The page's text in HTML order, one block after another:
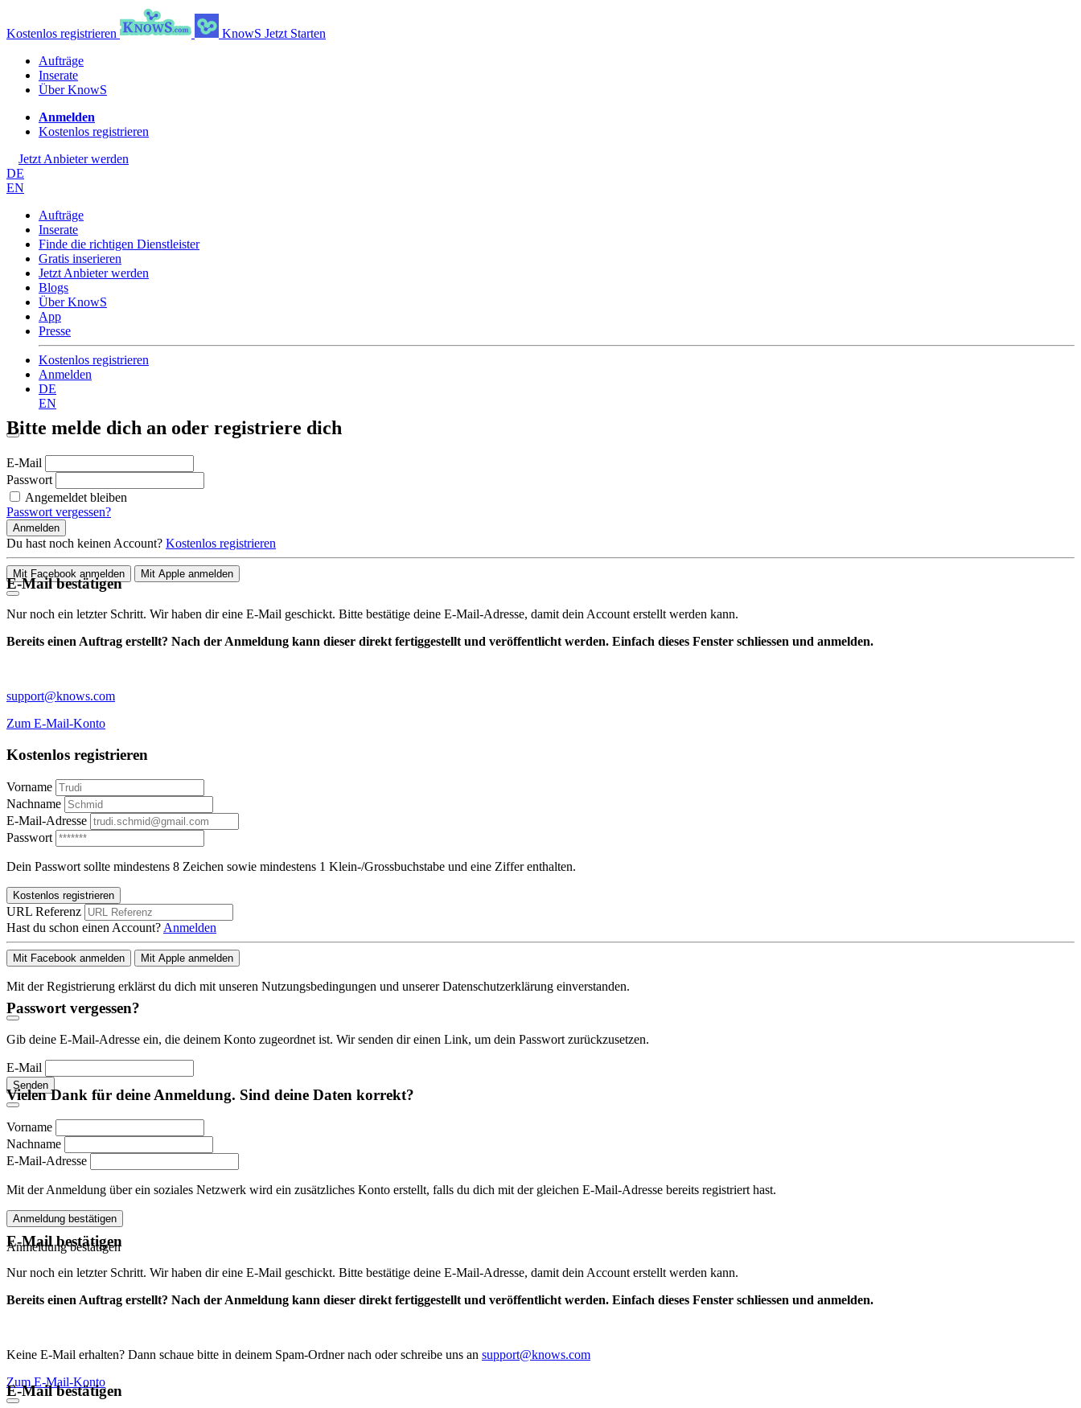
Kostenlos registrieren KnowS Jetzt Starten
Aufträge
Inserate
Über KnowS
Anmelden
Kostenlos registrieren
Jetzt Anbieter werden
DE
EN
Aufträge
Inserate
Finde die richtigen Dienstleister
Gratis inserieren
Jetzt Anbieter werden
Blogs
Über KnowS
App
Presse
Kostenlos registrieren
Anmelden
DE
EN
Bitte melde dich an oder registriere dich
E-Mail
Passwort
Angemeldet bleiben
Passwort vergessen?
Anmelden
Du hast noch keinen Account? Kostenlos registrieren
Mit Facebook anmelden Mit Apple anmelden
E-Mail bestätigen
Nur noch ein letzter Schritt. Wir haben dir eine E-Mail geschickt. Bitte bestätige deine E-Mail-Adresse, damit dein Account erstellt werden kann.
Bereits einen Auftrag erstellt? Nach der Anmeldung kann dieser direkt fertiggestellt und veröffentlicht werden. Einfach dieses Fenster schliessen und anmelden.
support@knows.com
Zum E-Mail-Konto
Kostenlos registrieren
Vorname
Nachname
E-Mail-Adresse
Passwort
Dein Passwort sollte mindestens 8 Zeichen sowie mindestens 1 Klein-/Grossbuchstabe und eine Ziffer enthalten.
Kostenlos registrieren
URL Referenz
Hast du schon einen Account? Anmelden
Mit Facebook anmelden Mit Apple anmelden
Mit der Registrierung erklärst du dich mit unseren Nutzungsbedingungen und unserer Datenschutzerklärung einverstanden.
Passwort vergessen?
Gib deine E-Mail-Adresse ein, die deinem Konto zugeordnet ist. Wir senden dir einen Link, um dein Passwort zurückzusetzen.
E-Mail
Senden
Vielen Dank für deine Anmeldung. Sind deine Daten korrekt?
Vorname
Nachname
E-Mail-Adresse
Mit der Anmeldung über ein soziales Netzwerk wird ein zusätzliches Konto erstellt, falls du dich mit der gleichen E-Mail-Adresse bereits registriert hast.
Anmeldung bestätigen
Anmeldung bestätigen
E-Mail bestätigen
Nur noch ein letzter Schritt. Wir haben dir eine E-Mail geschickt. Bitte bestätige deine E-Mail-Adresse, damit dein Account erstellt werden kann.
Bereits einen Auftrag erstellt? Nach der Anmeldung kann dieser direkt fertiggestellt und veröffentlicht werden. Einfach dieses Fenster schliessen und anmelden.
Keine E-Mail erhalten? Dann schaue bitte in deinem Spam-Ordner nach oder schreibe uns an support@knows.com
Zum E-Mail-Konto
E-Mail bestätigen